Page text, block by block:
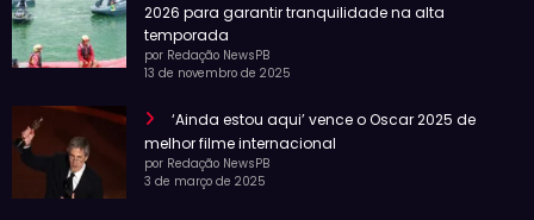
2026 para garantir tranquilidade na alta
temporada
por Redação NewsPB
13 de novembro de 2025
‘Ainda estou aqui’ vence o Oscar 2025 de
melhor filme internacional
por Redação NewsPB
3 de março de 2025